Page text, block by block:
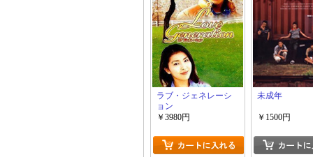
ラブ・ジェネレーシ
ョン
￥3980円
未成年
￥1500円